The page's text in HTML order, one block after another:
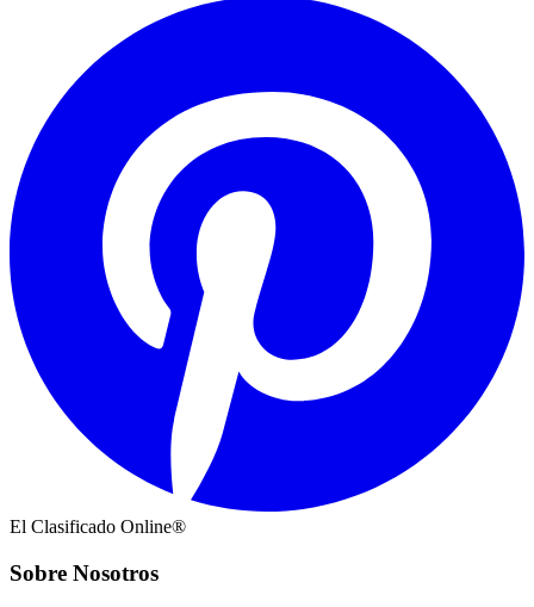
El Clasificado Online®
Sobre Nosotros